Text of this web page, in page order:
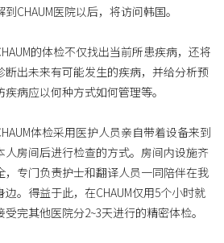
到CHAUM医院以后，将访问韩国。
的体检不仅找出当前所患疾病，还将
断出未来有可能发生的疾病，并给分析预
疾病应以何种方式如何管理等。
体检采用医护人员亲自带着设备来到
人房间后进行检查的方式。房间内设施齐
，专门负责护士和翻译人员一同陪伴在我
边。得益于此，在CHAUM仅用5个小时就
受完其他医院分2~3天进行的精密体检。